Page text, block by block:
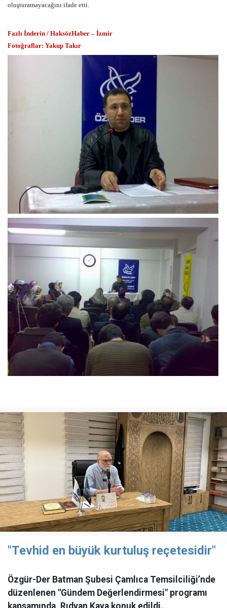
oluşturamayacağını ifade etti.
Fazlı İnderin / HaksözHaber – İzmir
Fotoğraflar: Yakup Takır
"Tevhid en büyük kurtuluş reçetesidir"
Özgür-Der Batman Şubesi Çamlıca Temsilciliği’nde
düzenlenen "Gündem Değerlendirmesi" programı